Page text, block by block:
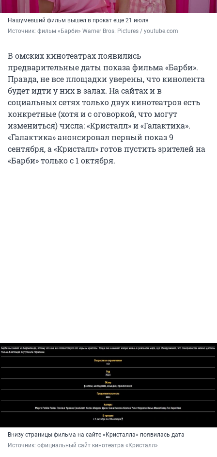
Нашумевший фильм вышел в прокат еще 21 июля
Источник: фильм «Барби» Warner Bros. Pictures / youtube.com
В омских кинотеатрах появились
предварительные даты показа фильма «Барби».
Правда, не все площадки уверены, что кинолента
будет идти у них в залах. На сайтах и в
социальных сетях только двух кинотеатров есть
конкретные (хотя и с оговоркой, что могут
измениться) числа: «Кристалл» и «Галактика».
«Галактика» анонсировал первый показ 9
сентября, а «Кристалл» готов пустить зрителей на
«Барби» только с 1 октября.
Внизу страницы фильма на сайте «Кристалла» появилась дата
Источник: официальный сайт кинотеатра «Кристалл»